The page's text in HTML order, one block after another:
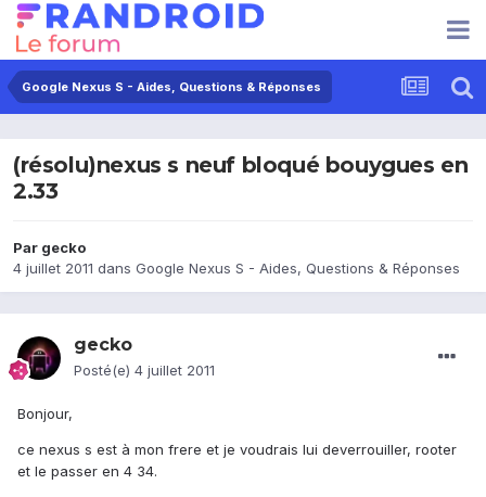
Google Nexus S - Aides, Questions & Réponses
(résolu)nexus s neuf bloqué bouygues en
2.33
Par gecko
4 juillet 2011 dans Google Nexus S - Aides, Questions & Réponses
gecko
Posté(e) 4 juillet 2011
Bonjour,
ce nexus s est à mon frere et je voudrais lui deverrouiller, rooter
et le passer en 4 34.